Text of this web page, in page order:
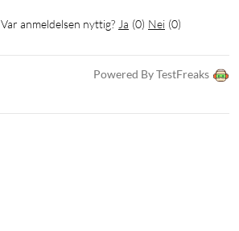
Var anmeldelsen nyttig? Ja (0) Nei (0)
Powered By TestFreaks